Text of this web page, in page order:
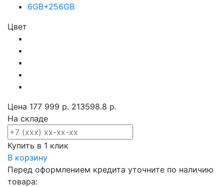
6GB+256GB
Цвет
Цена 177 999 р. 213598.8 р.
На складе
Купить в 1 клик
В корзину
Перед оформлением кредита уточните по наличию
товара: